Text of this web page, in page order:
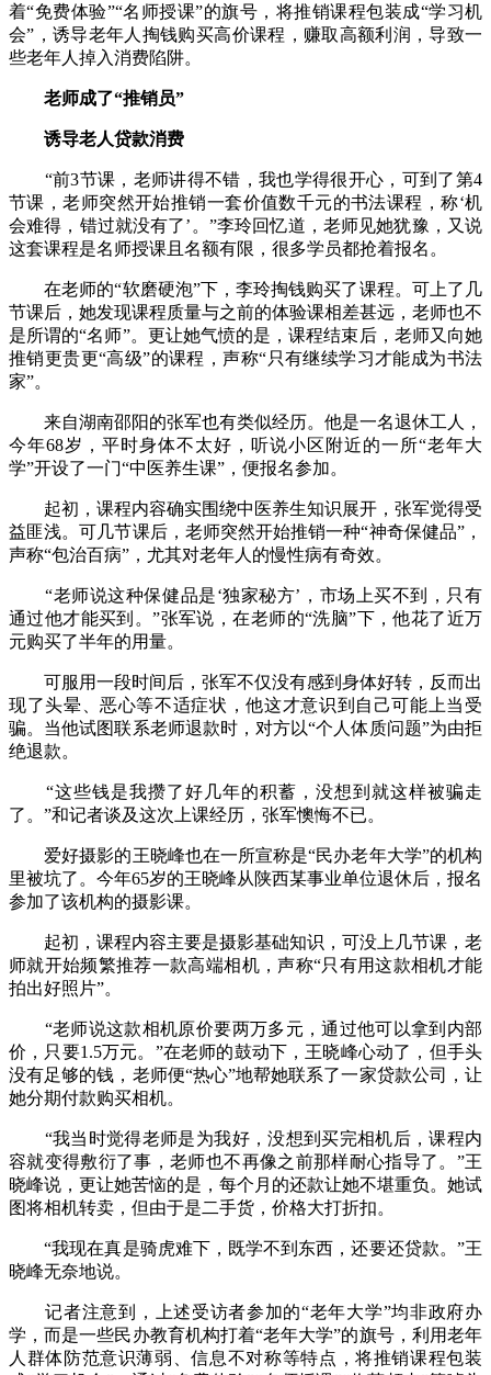
着“免费体验”“名师授课”的旗号，将推销课程包装成“学习机
会”，诱导老年人掏钱购买高价课程，赚取高额利润，导致一
些老年人掉入消费陷阱。
老师成了“推销员”
诱导老人贷款消费
“前3节课，老师讲得不错，我也学得很开心，可到了第4
节课，老师突然开始推销一套价值数千元的书法课程，称‘机
会难得，错过就没有了’。”李玲回忆道，老师见她犹豫，又说
这套课程是名师授课且名额有限，很多学员都抢着报名。
在老师的“软磨硬泡”下，李玲掏钱购买了课程。可上了几
节课后，她发现课程质量与之前的体验课相差甚远，老师也不
是所谓的“名师”。更让她气愤的是，课程结束后，老师又向她
推销更贵更“高级”的课程，声称“只有继续学习才能成为书法
家”。
来自湖南邵阳的张军也有类似经历。他是一名退休工人，
今年68岁，平时身体不太好，听说小区附近的一所“老年大
学”开设了一门“中医养生课”，便报名参加。
起初，课程内容确实围绕中医养生知识展开，张军觉得受
益匪浅。可几节课后，老师突然开始推销一种“神奇保健品”，
声称“包治百病”，尤其对老年人的慢性病有奇效。
“老师说这种保健品是‘独家秘方’，市场上买不到，只有
通过他才能买到。”张军说，在老师的“洗脑”下，他花了近万
元购买了半年的用量。
可服用一段时间后，张军不仅没有感到身体好转，反而出
现了头晕、恶心等不适症状，他这才意识到自己可能上当受
骗。当他试图联系老师退款时，对方以“个人体质问题”为由拒
绝退款。
“这些钱是我攒了好几年的积蓄，没想到就这样被骗走
了。”和记者谈及这次上课经历，张军懊悔不已。
爱好摄影的王晓峰也在一所宣称是“民办老年大学”的机构
里被坑了。今年65岁的王晓峰从陕西某事业单位退休后，报名
参加了该机构的摄影课。
起初，课程内容主要是摄影基础知识，可没上几节课，老
师就开始频繁推荐一款高端相机，声称“只有用这款相机才能
拍出好照片”。
“老师说这款相机原价要两万多元，通过他可以拿到内部
价，只要1.5万元。”在老师的鼓动下，王晓峰心动了，但手头
没有足够的钱，老师便“热心”地帮她联系了一家贷款公司，让
她分期付款购买相机。
“我当时觉得老师是为我好，没想到买完相机后，课程内
容就变得敷衍了事，老师也不再像之前那样耐心指导了。”王
晓峰说，更让她苦恼的是，每个月的还款让她不堪重负。她试
图将相机转卖，但由于是二手货，价格大打折扣。
“我现在真是骑虎难下，既学不到东西，还要还贷款。”王
晓峰无奈地说。
记者注意到，上述受访者参加的“老年大学”均非政府办
学，而是一些民办教育机构打着“老年大学”的旗号，利用老年
人群体防范意识薄弱、信息不对称等特点，将推销课程包装